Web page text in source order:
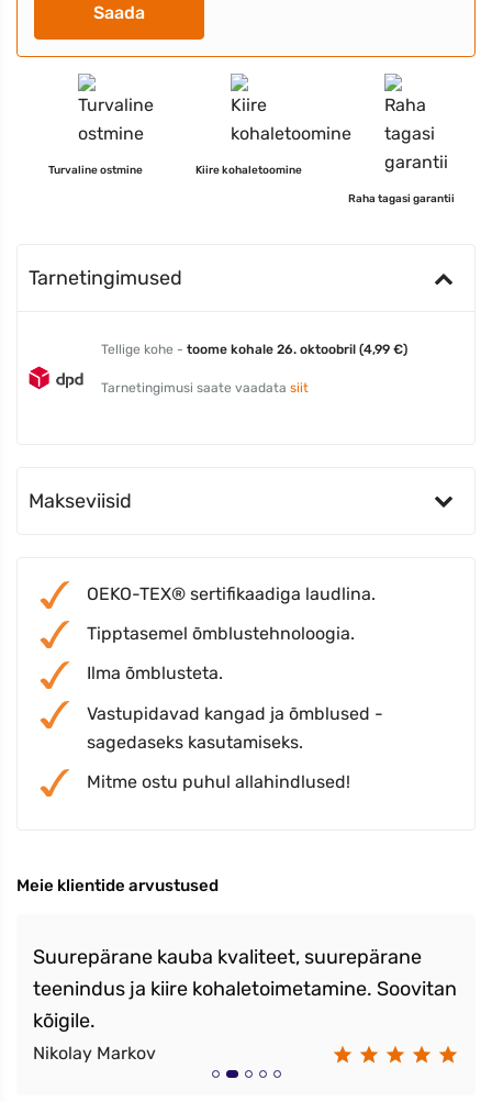
Saada
Turvaline ostmine Kiire kohaletoomine
Raha tagasi garantii
Tarnetingimused
Tellige kohe - toome kohale 26. oktoobril (4,99 €)
Tarnetingimusi saate vaadata siit
Makseviisid
OEKO-TEX® sertifikaadiga laudlina.
Tipptasemel õmblustehnoloogia.
Ilma õmblusteta.
Vastupidavad kangad ja õmblused -
sagedaseks kasutamiseks.
Mitme ostu puhul allahindlused!
Meie klientide arvustused
Suurepärane kauba kvaliteet, suurepärane
teenindus ja kiire kohaletoimetamine. Soovitan
kõigile.
Nikolay Markov